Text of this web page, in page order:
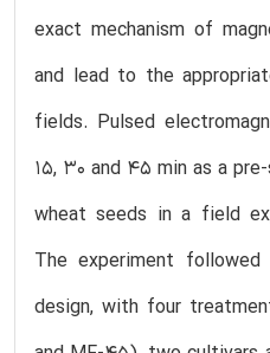
exact mechanism of
and lead to the
fields. Pulsed
15, 30 and 45 min as a
wheat seeds in a field
The experiment
design, with four